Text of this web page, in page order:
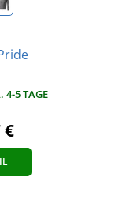
4-5 TAGE
€